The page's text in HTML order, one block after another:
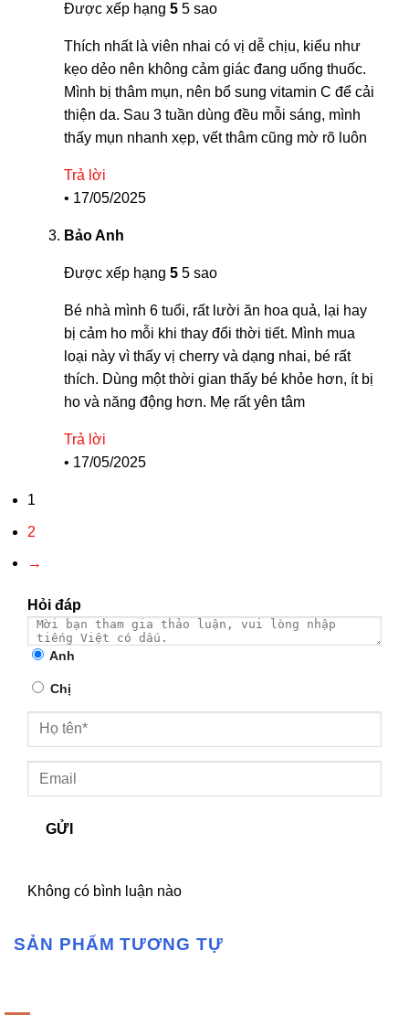
Được xếp hạng 5 5 sao
Thích nhất là viên nhai có vị dễ chịu, kiểu như
kẹo dẻo nên không cảm giác đang uống thuốc.
Mình bị thâm mụn, nên bổ sung vitamin C để cải
thiện da. Sau 3 tuần dùng đều mỗi sáng, mình
thấy mụn nhanh xẹp, vết thâm cũng mờ rõ luôn
Trả lời
• 17/05/2025
Bảo Anh
Được xếp hạng 5 5 sao
Bé nhà mình 6 tuổi, rất lười ăn hoa quả, lại hay
bị cảm ho mỗi khi thay đổi thời tiết. Mình mua
loại này vì thấy vị cherry và dạng nhai, bé rất
thích. Dùng một thời gian thấy bé khỏe hơn, ít bị
ho và năng động hơn. Mẹ rất yên tâm
Trả lời
• 17/05/2025
1
2
→
Hỏi đáp
Anh
Chị
GỬI
Không có bình luận nào
SẢN PHẨM TƯƠNG TỰ